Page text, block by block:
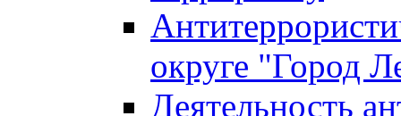
округе "Город
Деятельность